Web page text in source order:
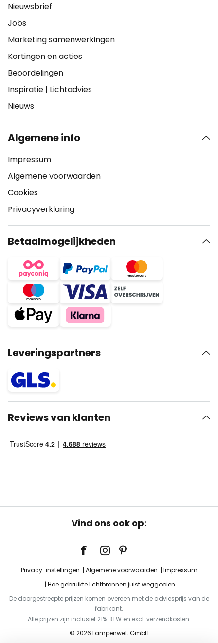
Nieuwsbrief
Jobs
Marketing samenwerkingen
Kortingen en acties
Beoordelingen
Inspiratie | Lichtadvies
Nieuws
Algemene info
Impressum
Algemene voorwaarden
Cookies
Privacyverklaring
Betaalmogelijkheden
Leveringspartners
Reviews van klanten
Vind ons ook op:
Privacy-instellingen Algemene voorwaarden
Impressum
Hoe gebruikte lichtbronnen juist weggooien
De doorgestreepte prijzen komen overeen met de adviesprijs van de
fabrikant.
Alle prijzen zijn inclusief 21% BTW en excl. verzendkosten.
© 2026 Lampenwelt GmbH